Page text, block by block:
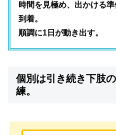
時間を見極め、出かける
到着。
順調に1日が動き出す。
個別は引き続き下肢
練。